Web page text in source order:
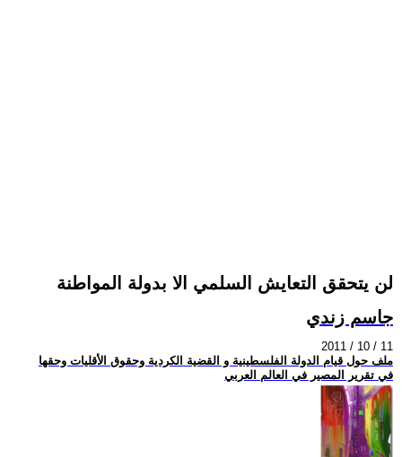
لن يتحقق التعايش السلمي الا بدولة المواطنة
جاسم زندي
2011 / 10 / 11
ملف حول قيام الدولة الفلسطينية و القضية الكردية وحقوق الأقليات وحقها
في تقرير المصير في العالم العربي